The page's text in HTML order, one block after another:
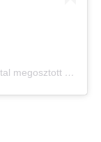
Sophia•Interior Blog (@sophia.at.home) által megosztott bejegyzés